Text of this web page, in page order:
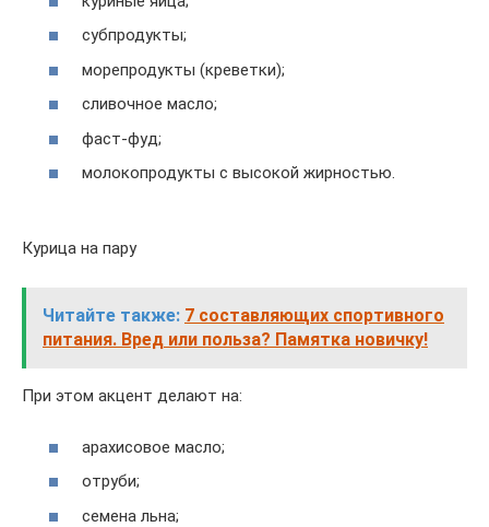
субпродукты;
морепродукты (креветки);
сливочное масло;
фаст-фуд;
молокопродукты с высокой жирностью.
Курица на пару
Читайте также: 7 составляющих спортивного
питания. Вред или польза? Памятка новичку!
При этом акцент делают на:
арахисовое масло;
отруби;
семена льна;